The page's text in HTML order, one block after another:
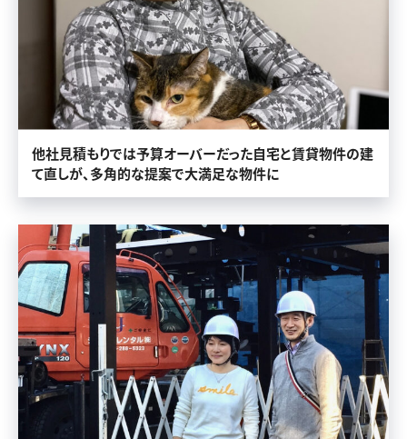
他社見積もりでは予算オーバーだった自宅と賃貸物件の建
て直しが、多角的な提案で大満足な物件に